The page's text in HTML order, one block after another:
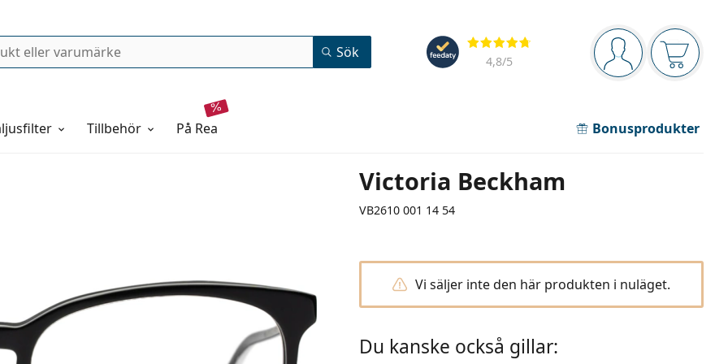
Navigeringsmeny
Du är inloggad
Recensioner
4,8/5
Sök
Tillbehör på rea Bonusprodukter
Victoria Beckham
VB2610 001 14 54
Vi säljer inte den här produkten i nuläget.
Du kanske också gillar: